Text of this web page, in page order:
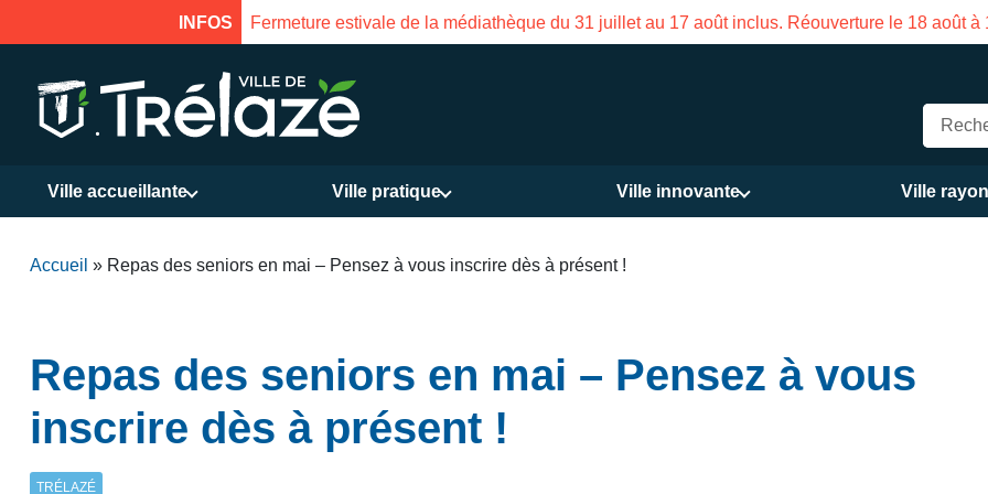
INFOS Fermeture estivale de la médiathèque du 31 juillet au 17 août inclus. Réouverture le 18 août à
Ville accueillante Ville pratique Ville innovante Ville
Accueil » Repas des seniors en mai – Pensez à vous inscrire dès à présent !
Repas des seniors en mai – Pensez à vous
inscrire dès à présent !
TRÉLAZÉ